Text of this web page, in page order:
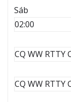
Sáb
02:00
CQ WW RTTY
CQ WW RTTY